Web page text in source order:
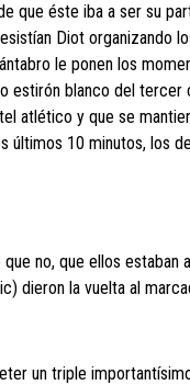
que éste iba a ser su
Diot organizando
le ponen los
estirón blanco del
atlético y que se
últimos 10 minutos, los
no, que ellos estaban
dieron la vuelta al
un triple